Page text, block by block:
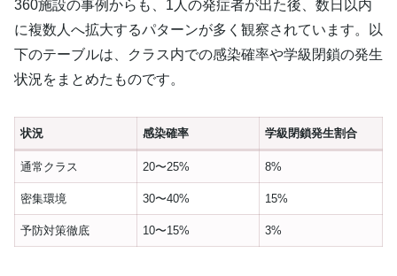
360施設の事例からも、1人の発症者が出た後、数日以内
に複数人へ拡大するパターンが多く観察されています。以
下のテーブルは、クラス内での感染確率や学級閉鎖の発生
状況をまとめたものです。
状況 感染確率 学級閉鎖発生割合
通常クラス 20〜25% 8%
密集環境 30〜40% 15%
予防対策徹底 10〜15% 3%